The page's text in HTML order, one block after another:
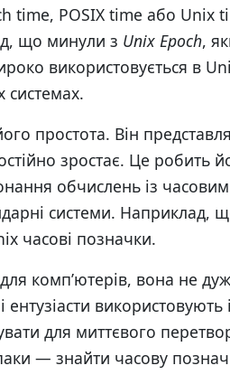
time, POSIX time або Unix
що минули з Unix Epoch,
використовується в
системах.
простота. Він
зростає. Це робить
обчислень із
системи. Наприклад,
часові позначки.
комп’ютерів, вона не
для миттєвого
— знайти часову